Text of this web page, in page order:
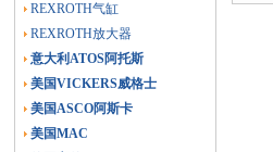
REXROTH气缸
REXROTH放大器
意大利ATOS阿托斯
美国VICKERS威格士
美国ASCO阿斯卡
美国MAC